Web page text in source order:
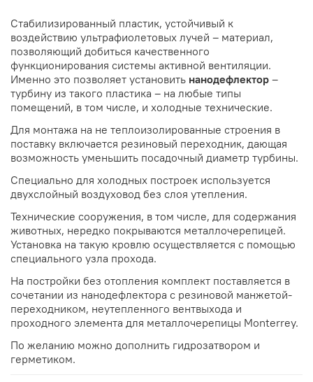
Стабилизированный пластик, устойчивый к
воздействию ультрафиолетовых лучей – материал,
позволяющий добиться качественного
функционирования системы активной вентиляции.
Именно это позволяет установить нанодефлектор –
турбину из такого пластика – на любые типы
помещений, в том числе, и холодные технические.
Для монтажа на не теплоизолированные строения в
поставку включается резиновый переходник, дающая
возможность уменьшить посадочный диаметр турбины.
Специально для холодных построек используется
двухслойный воздуховод без слоя утепления.
Технические сооружения, в том числе, для содержания
животных, нередко покрываются металлочерепицей.
Установка на такую кровлю осуществляется с помощью
специального узла прохода.
На постройки без отопления комплект поставляется в
сочетании из нанодефлектора с резиновой манжетой-
переходником, неутепленного вентвыхода и
проходного элемента для металлочерепицы Monterrey.
По желанию можно дополнить гидрозатвором и
герметиком.